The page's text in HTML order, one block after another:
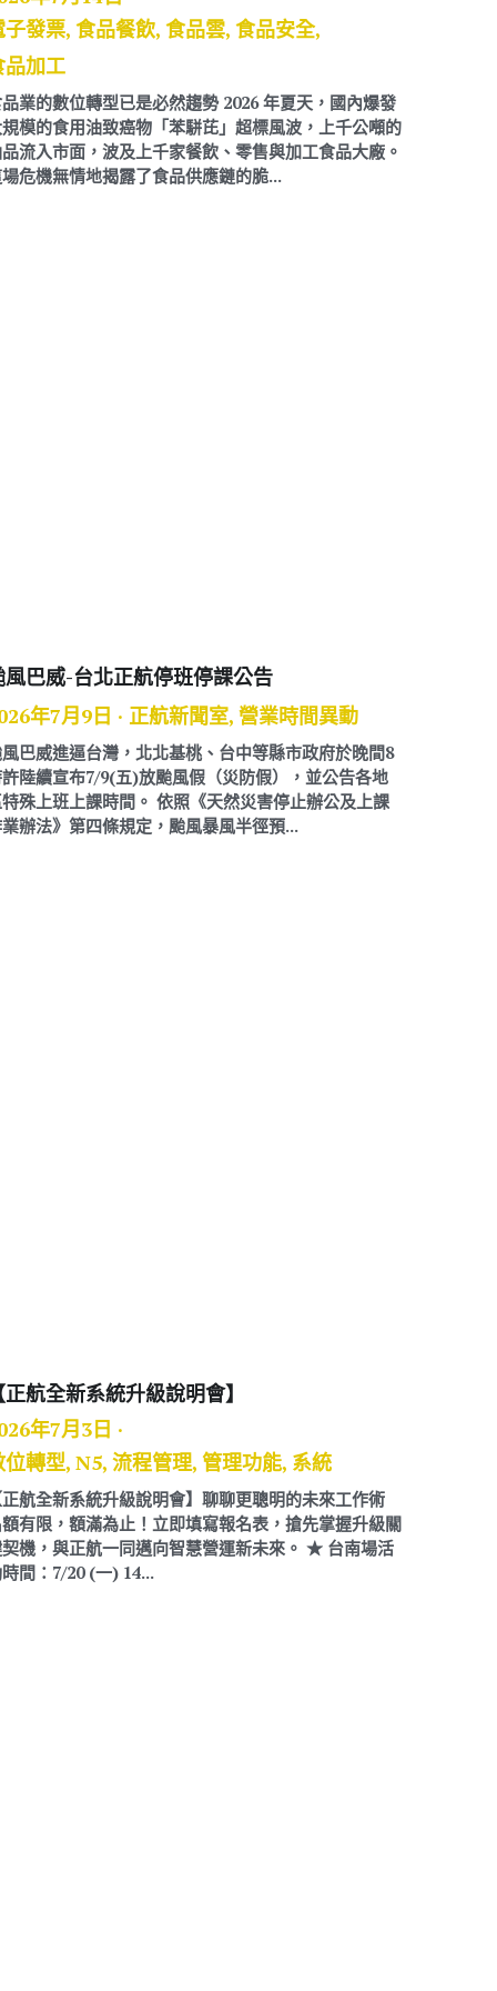
,電子商務,連鎖
經營已不再只是單純
店面與電子商務並存的
變、支付方式多元化以
何有效整合第一...